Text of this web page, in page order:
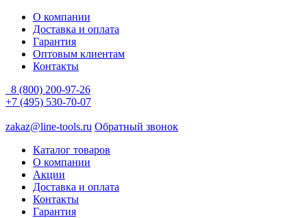
О компании
Доставка и оплата
Гарантия
Оптовым клиентам
Контакты
8 (800) 200-97-26
+7 (495) 530-70-07
zakaz@line-tools.ru Обратный звонок
Каталог товаров
О компании
Акции
Доставка и оплата
Контакты
Гарантия